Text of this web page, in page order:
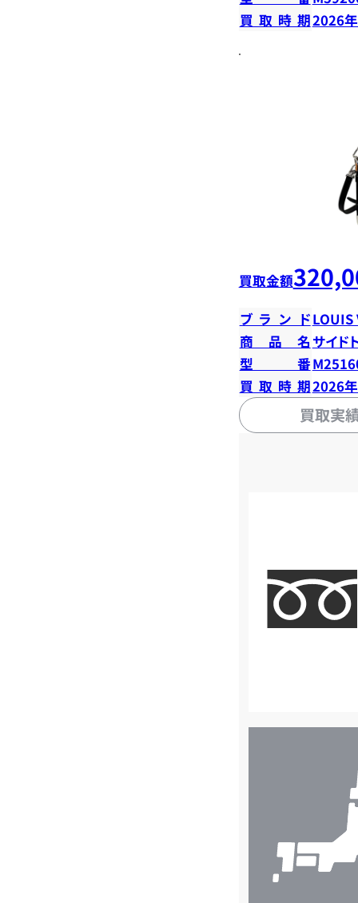
買取時期2026
買取金額
ブランドLOUIS
商品名 サイド
型番
買取時期2026
買取実